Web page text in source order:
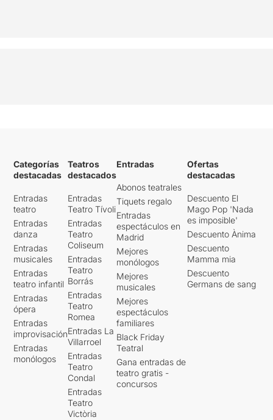
Categorías
destacadas
Entradas
teatro
Entradas
danza
Entradas
musicales
Entradas
teatro infantil
Entradas
ópera
Entradas
improvisación
Entradas
monólogos
Teatros
destacados
Entradas
Teatro Tívoli
Entradas
Teatro
Coliseum
Entradas
Teatro
Borrás
Entradas
Teatro
Romea
Entradas La
Villarroel
Entradas
Teatro
Condal
Entradas
Teatro
Victòria
Entradas
Abonos teatrales
Tiquets regalo
Entradas
espectáculos en
Madrid
Mejores
monólogos
Mejores
musicales
Mejores
espectáculos
familiares
Black Friday
Teatral
Gana entradas de
teatro gratis -
concursos
Ofertas
destacadas
Descuento El
Mago Pop 'Nada
es imposible'
Descuento Ànima
Descuento
Mamma mia
Descuento
Germans de sang